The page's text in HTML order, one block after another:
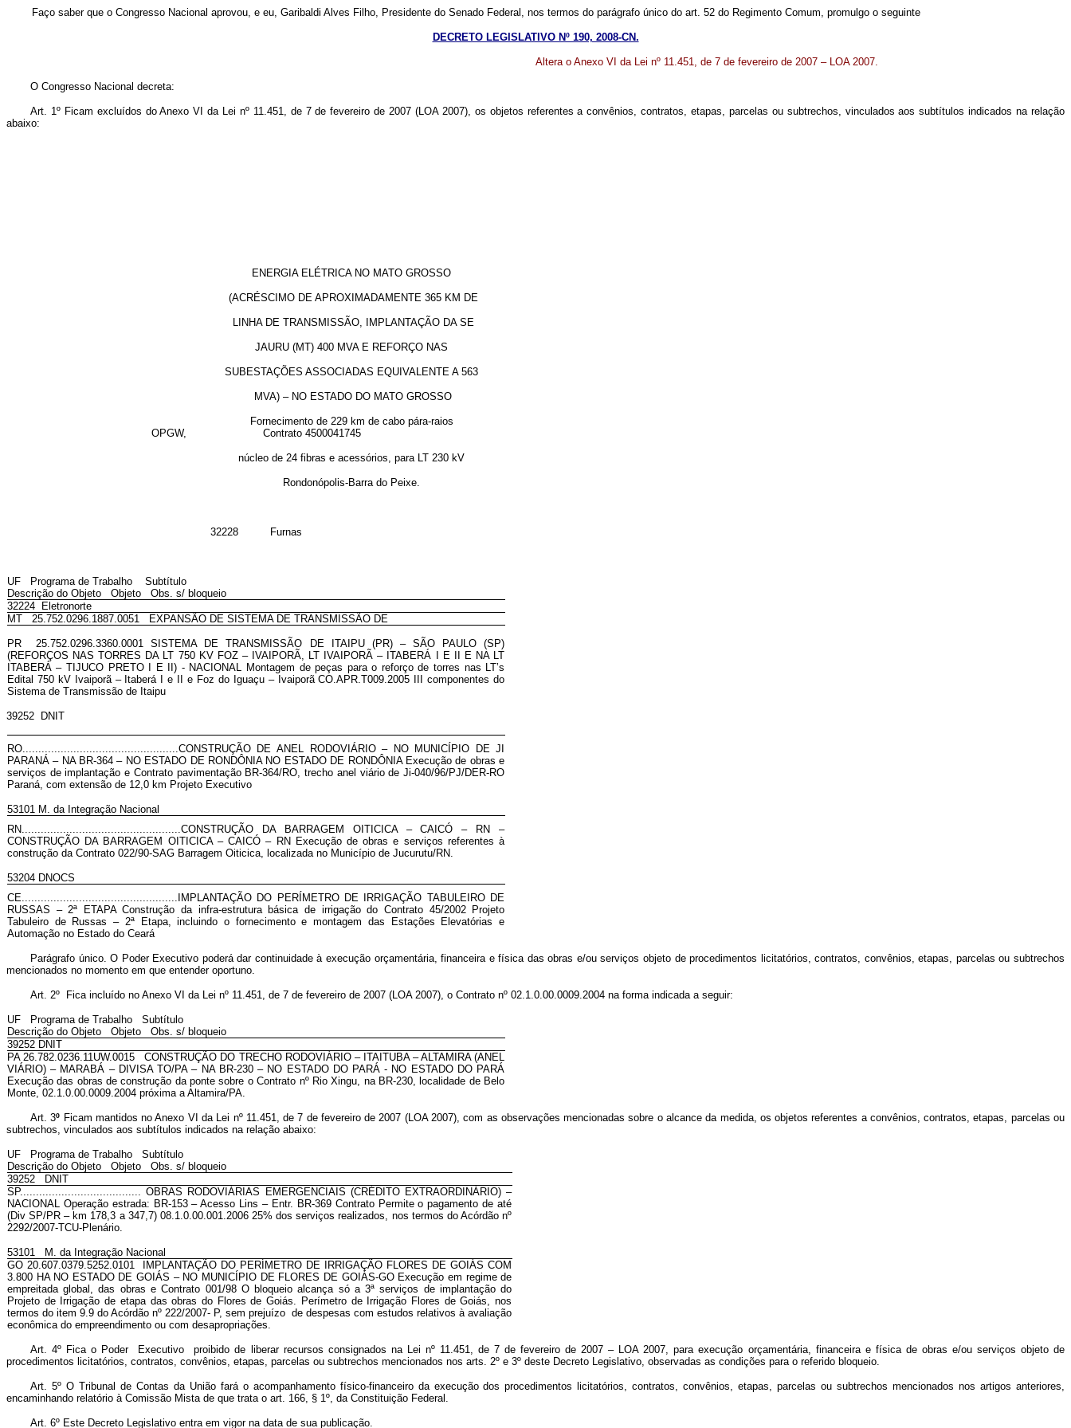
Faço saber que o Congresso Nacional aprovou, e eu, Garibaldi Alves Filho, Presidente do Senado Federal, nos termos do parágrafo único do art. 52 do Regimento Comum, promulgo o seguinte
DECRETO LEGISLATIVO Nº 190, 2008-CN.
Altera o Anexo VI da Lei nº 11.451, de 7 de fevereiro de 2007 – LOA 2007.
O Congresso Nacional decreta:
Art. 1ºFicam excluídos do Anexo VI da Lei nº 11.451, de 7 de fevereiro de 2007 (LOA 2007), os objetos referentes a convênios, contratos, etapas, parcelas ou subtrechos, vinculados aos subtítulos indicados na relação
abaixo:
UF Programa de Trabalho Subtítulo
Descrição do Objeto Objeto Obs. s/ bloqueio
32224 Eletronorte
MT 25.752.0296.1887.0051 EXPANSÃO DE SISTEMA DE TRANSMISSÃO DE
ENERGIA ELÉTRICA NO MATO GROSSO
(ACRÉSCIMO DE APROXIMADAMENTE 365 KM DE
LINHA DE TRANSMISSÃO, IMPLANTAÇÃO DA SE
JAURU (MT) 400 MVA E REFORÇO NAS
SUBESTAÇÕES ASSOCIADAS EQUIVALENTE A 563
MVA) – NO ESTADO DO MATO GROSSO
Fornecimento de 229 km de cabo pára-raios
OPGW, Contrato 4500041745
núcleo de 24 fibras e acessórios, para LT 230 kV
Rondonópolis-Barra do Peixe.
32228 Furnas
PR 25.752.0296.3360.0001 SISTEMA DE TRANSMISSÃO DE ITAIPU (PR) – SÃO
PAULO (SP)
(REFORÇOS NAS TORRES DA LT 750 KV FOZ – IVAIPORÃ, LT IVAIPORÃ – ITABERÁ I E II E NA LT
ITABERÁ – TIJUCO PRETO I E II) - NACIONAL Montagem de peças para o reforço de torres nas LT’s
Edital 750 kV Ivaiporã – Itaberá I e II e Foz do Iguaçu – Ivaiporã CO.APR.T009.2005 III componentes do
Sistema de Transmissão de Itaipu
39252 DNIT
RO.................................................CONSTRUÇÃO DE ANEL RODOVIÁRIO – NO MUNICÍPIO DE JI
PARANÁ – NA BR-364 – NO ESTADO DE RONDÔNIA NO ESTADO DE RONDÔNIA Execução de obras e
serviços de implantação e Contrato pavimentação BR-364/RO, trecho anel viário de Ji-040/96/PJ/DER-RO
Paraná, com extensão de 12,0 km Projeto Executivo
53101 M. da Integração Nacional
RN..................................................CONSTRUÇÃO DA BARRAGEM OITICICA – CAICÓ – RN –
CONSTRUÇÃO DA BARRAGEM OITICICA – CAICÓ – RN Execução de obras e serviços referentes à
construção da Contrato 022/90-SAG Barragem Oiticica, localizada no Município de Jucurutu/RN.
53204 DNOCS
CE.................................................IMPLANTAÇÃO DO PERÍMETRO DE IRRIGAÇÃO TABULEIRO DE
RUSSAS – 2ª ETAPA Construção da infra-estrutura básica de irrigação do Contrato 45/2002 Projeto
Tabuleiro de Russas – 2ª Etapa, incluindo o fornecimento e montagem das Estações Elevatórias e
Automação no Estado do Ceará
Parágrafo único. O Poder Executivo poderá dar continuidade à execução orçamentária, financeira e física das obras e/ou serviços objeto de procedimentos licitatórios, contratos, convênios, etapas, parcelas ou subtrechos
mencionados no momento em que entender oportuno.
Art. 2º Fica incluído no Anexo VI da Lei nº 11.451, de 7 de fevereiro de 2007 (LOA 2007), o Contrato nº 02.1.0.00.0009.2004 na forma indicada a seguir:
UF Programa de Trabalho Subtítulo
Descrição do Objeto Objeto Obs. s/ bloqueio
39252 DNIT
PA 26.782.0236.11UW.0015 CONSTRUÇÃO DO TRECHO RODOVIÁRIO – ITAITUBA – ALTAMIRA (ANEL
VIÁRIO) – MARABÁ – DIVISA TO/PA – NA BR-230 – NO ESTADO DO PARÁ - NO ESTADO DO PARÁ
Execução das obras de construção da ponte sobre o Contrato nº Rio Xingu, na BR-230, localidade de Belo
Monte, 02.1.0.00.0009.2004 próxima a Altamira/PA.
Art. 3º Ficam mantidos no Anexo VI da Lei nº 11.451, de 7 de fevereiro de 2007 (LOA 2007), com as observações mencionadas sobre o alcance da medida, os objetos referentes a convênios, contratos, etapas, parcelas ou
subtrechos, vinculados aos subtítulos indicados na relação abaixo:
UF Programa de Trabalho Subtítulo
Descrição do Objeto Objeto Obs. s/ bloqueio
39252 DNIT
SP...................................... OBRAS RODOVIÁRIAS EMERGENCIAIS (CRÉDITO EXTRAORDINÁRIO) –
NACIONAL Operação estrada: BR-153 – Acesso Lins – Entr. BR-369 Contrato Permite o pagamento de até
(Div SP/PR – km 178,3 a 347,7) 08.1.0.00.001.2006 25% dos serviços realizados, nos termos do Acórdão nº
2292/2007-TCU-Plenário.
53101 M. da Integração Nacional
GO 20.607.0379.5252.0101 IMPLANTAÇÃO DO PERÍMETRO DE IRRIGAÇÃO FLORES DE GOIÁS COM
3.800 HA NO ESTADO DE GOIÁS – NO MUNICÍPIO DE FLORES DE GOIÁS-GO Execução em regime de
empreitada global, das obras e Contrato 001/98 O bloqueio alcança só a 3ª serviços de implantação do
Projeto de Irrigação de etapa das obras do Flores de Goiás. Perímetro de Irrigação Flores de Goiás, nos
termos do item 9.9 do Acórdão nº 222/2007- P, sem prejuízo de despesas com estudos relativos à avaliação
econômica do empreendimento ou com desapropriações.
Art. 4º Fica o Poder Executivo proibido de liberar recursos consignados na Lei nº 11.451, de 7 de fevereiro de 2007 – LOA 2007, para execução orçamentária, financeira e física de obras e/ou serviços objeto de
procedimentos licitatórios, contratos, convênios, etapas, parcelas ou subtrechos mencionados nos arts. 2º e 3º deste Decreto Legislativo, observadas as condições para o referido bloqueio.
Art. 5ºO Tribunal de Contas da União fará o acompanhamento físico-financeiro da execução dos procedimentos licitatórios, contratos, convênios, etapas, parcelas ou subtrechos mencionados nos artigos anteriores,
encaminhando relatório à Comissão Mista de que trata o art. 166, § 1º, da Constituição Federal.
Art. 6º Este Decreto Legislativo entra em vigor na data de sua publicação.